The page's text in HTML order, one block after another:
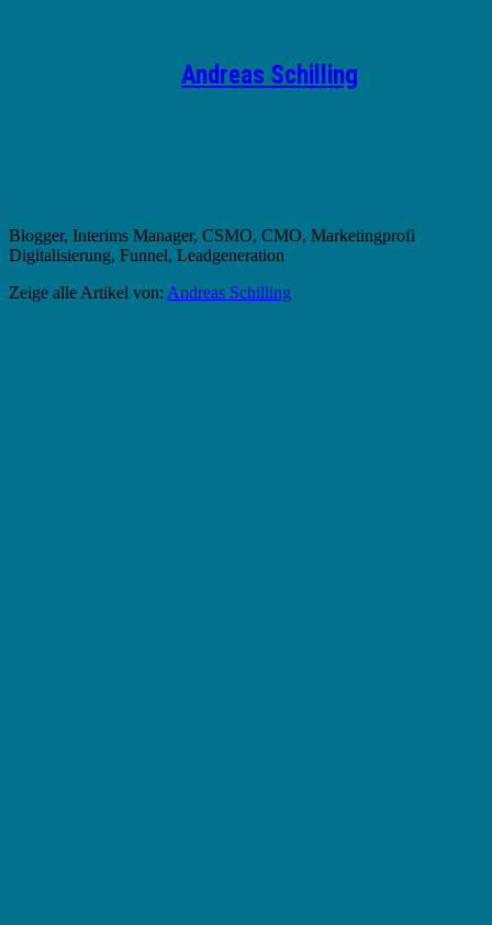
Andreas Schilling
Blogger, Interims Manager, CSMO, CMO, Marketingprofi
Digitalisierung, Funnel, Leadgeneration
Zeige alle Artikel von: Andreas Schilling